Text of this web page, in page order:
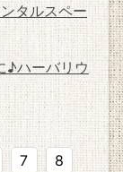
タルスペー
ハーバリウ
7
8